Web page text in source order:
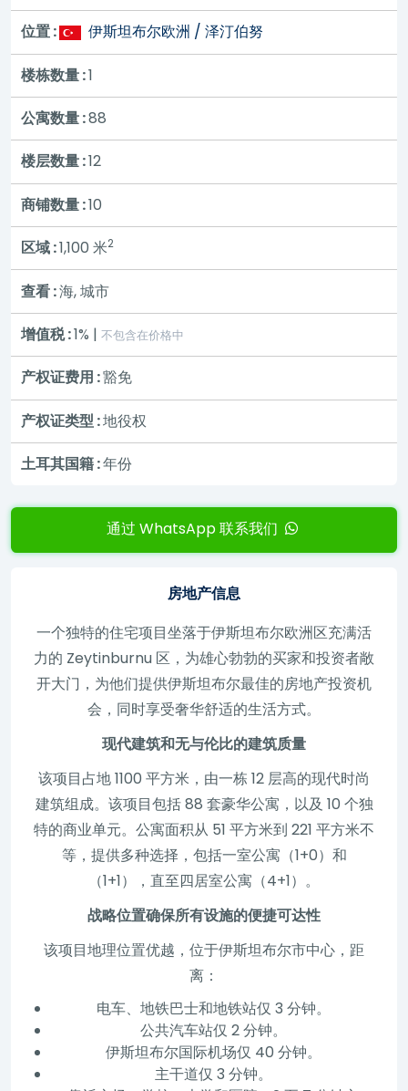
位置 : 伊斯坦布尔欧洲 / 泽汀伯努
楼栋数量 :1
公寓数量 :88
楼层数量 :12
商铺数量 :10
区域 :1,100米2
查看 :海, 城市
增值税 :1% |不包含在价格中
产权证费用 :豁免
产权证类型 :地役权
土耳其国籍 :年份
通过 WhatsApp 联系我们
房地产信息
一个独特的住宅项目坐落于伊斯坦布尔欧洲区充满活
力的 Zeytinburnu 区，为雄心勃勃的买家和投资者敞
开大门，为他们提供伊斯坦布尔最佳的房地产投资机
会，同时享受奢华舒适的生活方式。
现代建筑和无与伦比的建筑质量
该项目占地 1100 平方米，由一栋 12 层高的现代时尚
建筑组成。该项目包括 88 套豪华公寓，以及 10 个独
特的商业单元。公寓面积从 51 平方米到 221 平方米不
等，提供多种选择，包括一室公寓（1+0）和
（1+1），直至四居室公寓（4+1）。
战略位置确保所有设施的便捷可达性
该项目地理位置优越，位于伊斯坦布尔市中心，距
离：
电车、地铁巴士和地铁站仅 3 分钟。
公共汽车站仅 2 分钟。
伊斯坦布尔国际机场仅 40 分钟。
主干道仅 3 分钟。